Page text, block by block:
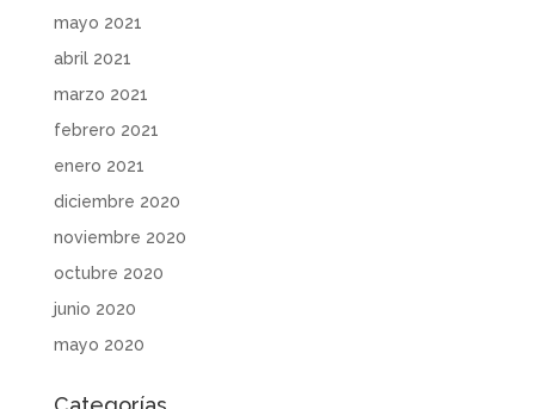
mayo 2021
abril 2021
marzo 2021
febrero 2021
enero 2021
diciembre 2020
noviembre 2020
octubre 2020
junio 2020
mayo 2020